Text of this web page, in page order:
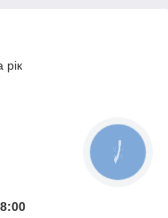
рік
КНОПКА
ЗВ'ЯЗКУ